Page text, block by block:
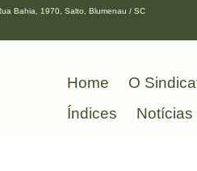
Bahia, 1970, Salto, Blumenau / SC
Home O
Índices
Notícias